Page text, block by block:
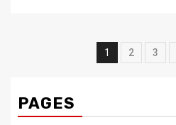
Posts
1 2 3
PAGES